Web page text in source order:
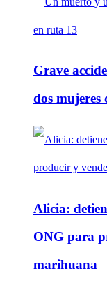
Grave
dos mujeres
Alicia:
ONG para
marihuana